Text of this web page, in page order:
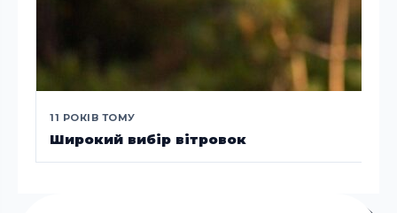
11 РОКІВ ТОМУ
Широкий вибір вітровок